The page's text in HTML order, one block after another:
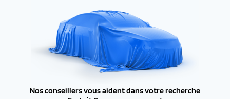
Nos conseillers vous aident dans votre recherche